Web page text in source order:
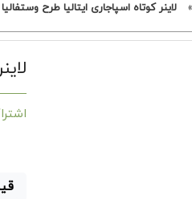
» لاینر کوتاه اسپاجاری ایتالیا طرح وستفالیا 0000/0329